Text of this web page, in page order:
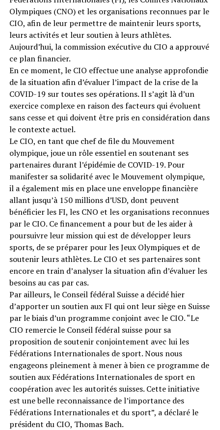
Olympiques (CNO) et les organisations reconnues par le
CIO, afin de leur permettre de maintenir leurs sports,
leurs activités et leur soutien à leurs athlètes.
Aujourd’hui, la commission exécutive du CIO a approuvé
ce plan financier.
En ce moment, le CIO effectue une analyse approfondie
de la situation afin d’évaluer l’impact de la crise de la
COVID-19 sur toutes ses opérations. Il s’agit là d’un
exercice complexe en raison des facteurs qui évoluent
sans cesse et qui doivent être pris en considération dans
le contexte actuel.
Le CIO, en tant que chef de file du Mouvement
olympique, joue un rôle essentiel en soutenant ses
partenaires durant l’épidémie de COVID-19. Pour
manifester sa solidarité avec le Mouvement olympique,
il a également mis en place une enveloppe financière
allant jusqu’à 150 millions d’USD, dont peuvent
bénéficier les FI, les CNO et les organisations reconnues
par le CIO. Ce financement a pour but de les aider à
poursuivre leur mission qui est de développer leurs
sports, de se préparer pour les Jeux Olympiques et de
soutenir leurs athlètes. Le CIO et ses partenaires sont
encore en train d’analyser la situation afin d’évaluer les
besoins au cas par cas.
Par ailleurs, le Conseil fédéral Suisse a décidé hier
d’apporter un soutien aux FI qui ont leur siège en Suisse
par le biais d’un programme conjoint avec le CIO. “Le
CIO remercie le Conseil fédéral suisse pour sa
proposition de soutenir conjointement avec lui les
Fédérations Internationales de sport. Nous nous
engageons pleinement à mener à bien ce programme de
soutien aux Fédérations Internationales de sport en
coopération avec les autorités suisses. Cette initiative
est une belle reconnaissance de l’importance des
Fédérations Internationales et du sport”, a déclaré le
président du CIO, Thomas Bach.